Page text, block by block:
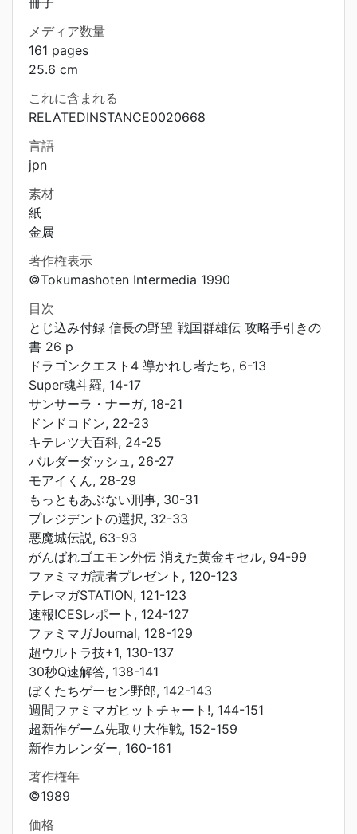
メディア数量
161 pages
25.6 cm
これに含まれる
RELATEDINSTANCE0020668
言語
jpn
素材
紙
金属
著作権表示
©Tokumashoten Intermedia 1990
目次
とじ込み付録 信長の野望 戦国群雄伝 攻略手引きの
書 26 p
ドラゴンクエスト4 導かれし者たち, 6-13
Super魂斗羅, 14-17
サンサーラ・ナーガ, 18-21
ドンドコドン, 22-23
キテレツ大百科, 24-25
バルダーダッシュ, 26-27
モアイくん, 28-29
もっともあぶない刑事, 30-31
プレジデントの選択, 32-33
悪魔城伝説, 63-93
がんばれゴエモン外伝 消えた黄金キセル, 94-99
ファミマガ読者プレゼント, 120-123
テレマガSTATION, 121-123
速報!CESレポート, 124-127
ファミマガJournal, 128-129
超ウルトラ技+1, 130-137
30秒Q速解答, 138-141
ぼくたちゲーセン野郎, 142-143
週間ファミマガヒットチャート!, 144-151
超新作ゲーム先取り大作戦, 152-159
新作カレンダー, 160-161
著作権年
©1989
価格